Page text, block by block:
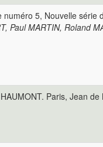
5, Nouvelle série
Paul MARTIN, Roland
Paris, Jean